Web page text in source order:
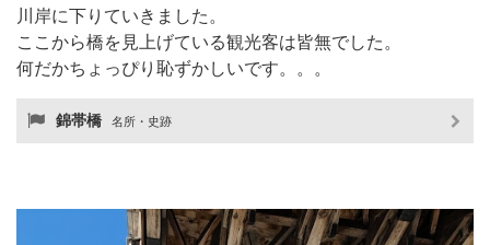
川岸に下りていきました。
ここから橋を見上げている観光客は皆無でした。
何だかちょっぴり恥ずかしいです。。。
錦帯橋 名所・史跡